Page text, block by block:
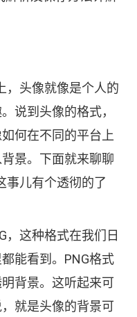
，头像就像是个人的
说到头像的格式，
何在不同的平台上
景。下面就来聊聊
事儿有个透彻的了
，这种格式在我们日
能看到。PNG格式
背景。这听起来可
就是头像的背景可